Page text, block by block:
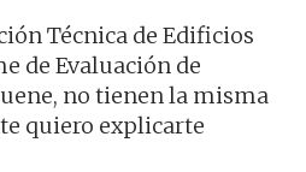
Técnica de Edificios
de Evaluación de
no tienen la misma
quiero explicarte